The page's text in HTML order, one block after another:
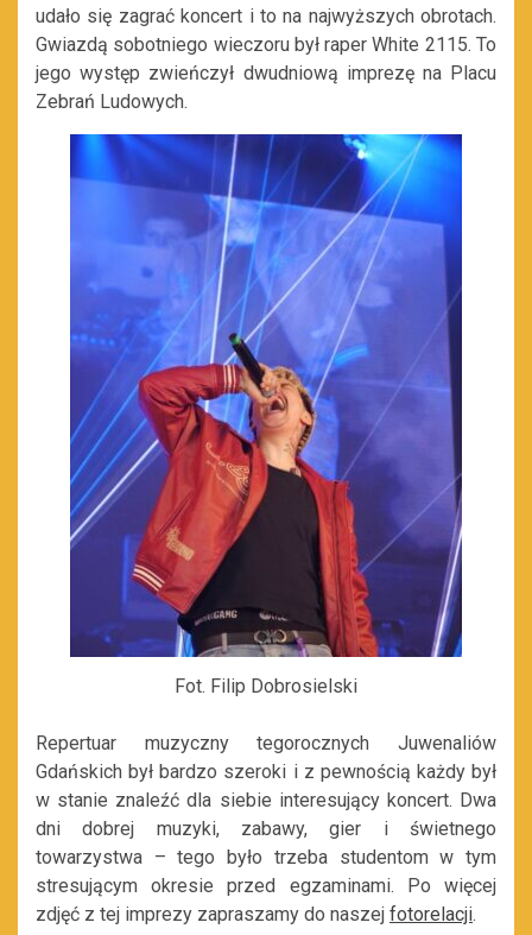
udało się zagrać koncert i to na najwyższych obrotach.
Gwiazdą sobotniego wieczoru był raper White 2115. To
jego występ zwieńczył dwudniową imprezę na Placu
Zebrań Ludowych.
Fot. Filip Dobrosielski
Repertuar muzyczny tegorocznych Juwenaliów
Gdańskich był bardzo szeroki i z pewnością każdy był
w stanie znaleźć dla siebie interesujący koncert. Dwa
dni dobrej muzyki, zabawy, gier i świetnego
towarzystwa – tego było trzeba studentom w tym
stresującym okresie przed egzaminami. Po więcej
zdjęć z tej imprezy zapraszamy do naszej fotorelacji.